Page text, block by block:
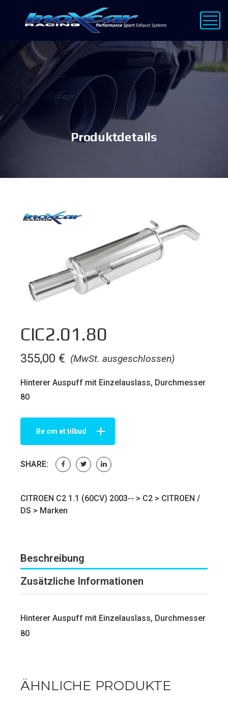
Produktdetails
CIC2.01.80
(MwSt. ausgeschlossen)
355,00 €
Hinterer Auspuff mit Einzelauslass, Durchmesser
80
Be om et tilbud
SHARE:
CITROEN C2 1.1 (60CV) 2003-- > C2 > CITROEN /
DS > Marken
Beschreibung
Zusätzliche Informationen
Hinterer Auspuff mit Einzelauslass, Durchmesser
80
ÄHNLICHE PRODUKTE